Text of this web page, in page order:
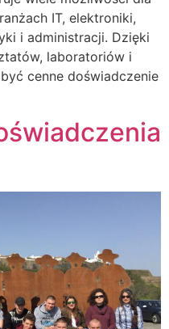
IT, elektroniki,
i administracji. Dzięki
laboratoriów i
cenne doświadczenie